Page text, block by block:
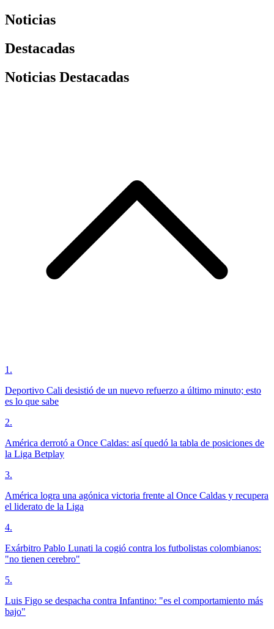
Noticias
Destacadas
Noticias Destacadas
1 .
Deportivo Cali desistió de un nuevo refuerzo a último minuto; esto
es lo que sabe
2.
América derrotó a Once Caldas: así quedó la tabla de posiciones de
la Liga Betplay
3.
América logra una agónica victoria frente al Once Caldas y recupera
el liderato de la Liga
4.
Exárbitro Pablo Lunati la cogió contra los futbolistas colombianos:
"no tienen cerebro"
5.
Luis Figo se despacha contra Infantino: "es el comportamiento más
bajo"